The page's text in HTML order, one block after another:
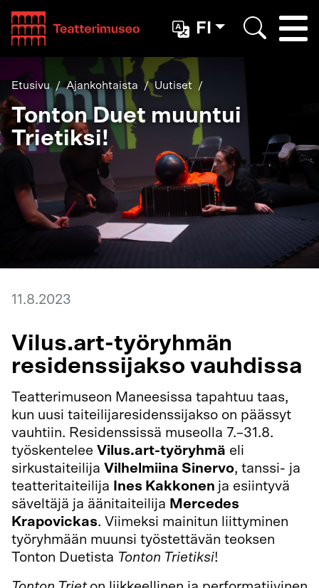
Teatterimuseo
FI
Etusivu Ajankohtaista Uutiset
Tonton Duet muuntui
Trietiksi!
11.8.2023
Vilus.art-työryhmän
residenssijakso vauhdissa
Teatterimuseon Maneesissa tapahtuu taas,
kun uusi taiteilijaresidenssijakso on päässyt
vauhtiin. Residenssissä museolla 7.–31.8.
työskentelee Vilus.art-työryhmä eli
sirkustaiteilija Vilhelmiina Sinervo, tanssi- ja
teatteritaiteilija
Ines Kakkonen ja esiintyvä
säveltäjä ja äänitaiteilija Mercedes
Krapovickas. Viimeksi mainitun liittyminen
työryhmään muunsi työstettävän teoksen
Tonton Duetista Tonton Trietiksi!